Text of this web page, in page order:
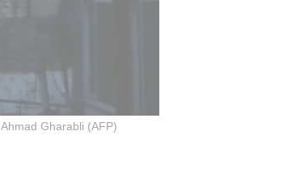
Ahmad Gharabli (AFP)